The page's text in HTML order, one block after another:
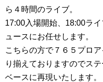
ら４時間のライブ。
17:00入場開始、18:00ラ
ュースにお任せします。
こちらの方で７６５プロ
り揃えておりますのでス
ベースに再現いたします。